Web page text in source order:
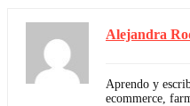
Alejandra
Aprendo y
ecommerce,